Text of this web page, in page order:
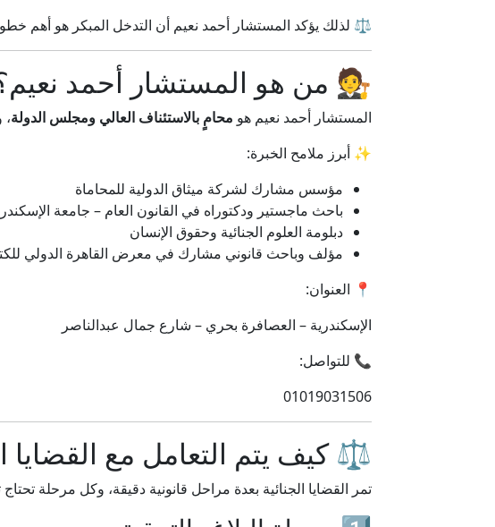
⚖️ لذلك يؤكد المستشار أحمد نعيم أن التدخل المبكر هو أهم
🧑‍⚖️ من هو المستشار أحمد
المستشار أحمد نعيم هو محامٍ بالاستئناف العالي ومجلس الدولة،
✨ أبرز ملامح الخبرة:
مؤسس مشارك لشركة ميثاق الدولية للمحاماة
باحث ماجستير ودكتوراه في القانون العام – جامعة
دبلومة العلوم الجنائية وحقوق الإنسان
مؤلف وباحث قانوني مشارك في معرض القاهرة الدولي
📍 العنوان:
الإسكندرية – العصافرة بحري – شارع جمال عبدالناصر
📞 للتواصل:
01019031506
⚖️ كيف يتم التعامل مع القضايا
تمر القضايا الجنائية بعدة مراحل قانونية دقيقة، وكل مرحلة